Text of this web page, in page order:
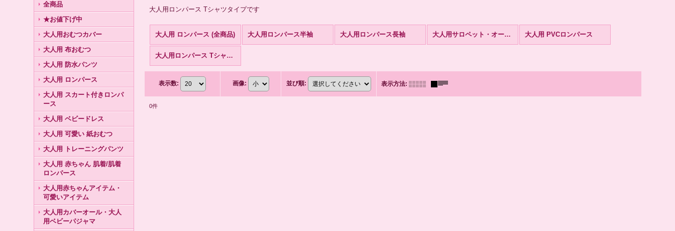
全商品
★お値下げ中
大人用おむつカバー
大人用 布おむつ
大人用 防水パンツ
大人用 ロンパース
大人用 スカート付きロンパ
ース
大人用 ベビードレス
大人用 可愛い 紙おむつ
大人用 トレーニングパンツ
大人用 赤ちゃん 肌着/肌着
ロンパース
大人用赤ちゃんアイテム・
可愛いアイテム
大人用カバーオール・大人
用ベビーパジャマ
大人用ロンパース Tシャツタイプです
大人用 ロンパース (全商品) 大人用ロンパース半袖 大人用ロンパース長袖 大人用サロペット・オーバーオール 大人用 PVCロンパース
大人用ロンパース Tシャツタイプ
表示数: 画像: 並び順: 表示方法:
0件